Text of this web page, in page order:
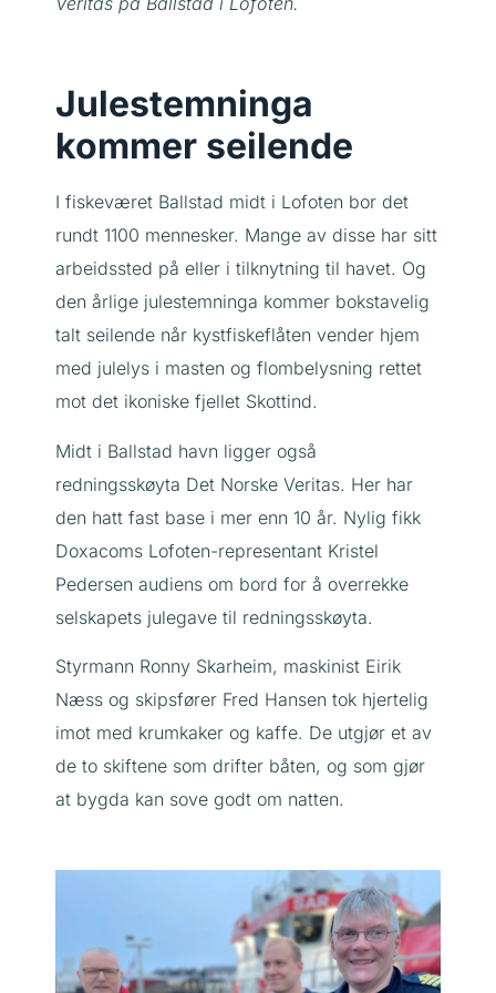
Julestemninga
kommer seilende
I fiskeværet Ballstad midt i Lofoten bor det
rundt 1100 mennesker. Mange av disse har sitt
arbeidssted på eller i tilknytning til havet. Og
den årlige julestemninga kommer bokstavelig
talt seilende når kystfiskeflåten vender hjem
med julelys i masten og flombelysning rettet
mot det ikoniske fjellet Skottind.
Midt i Ballstad havn ligger også
redningsskøyta Det Norske Veritas. Her har
den hatt fast base i mer enn 10 år. Nylig fikk
Doxacoms Lofoten-representant Kristel
Pedersen audiens om bord for å overrekke
selskapets julegave til redningsskøyta.
Styrmann Ronny Skarheim, maskinist Eirik
Næss og skipsfører Fred Hansen tok hjertelig
imot med krumkaker og kaffe. De utgjør et av
de to skiftene som drifter båten, og som gjør
at bygda kan sove godt om natten.